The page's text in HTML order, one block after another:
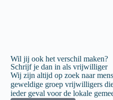
Wil jij ook het verschil maken?
Schrijf je dan in als vrijwilliger
Wij zijn altijd op zoek naar
geweldige groep vrijwilligers
ieder geval voor de lokale